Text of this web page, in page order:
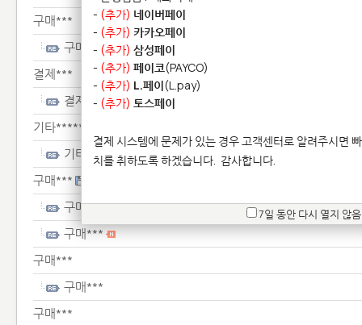
구매***
구매***
결제***
결제***
기타**************
기타**************
구매***
구매***
구매***
구매***
구매***
구매***
- (추가) 네이버페이
- (추가) 카카오페이
- (추가) 삼성페이
- (추가) 페이코(PAYCO)
- (추가) L.페이(L.pay)
- (추가) 토스페이
결제 시스템에 문제가 있는 경우 고객센터로 알려주시면
치를 취하도록 하겠습니다. 감사합니다.
7일 동안 다시 열지 않음